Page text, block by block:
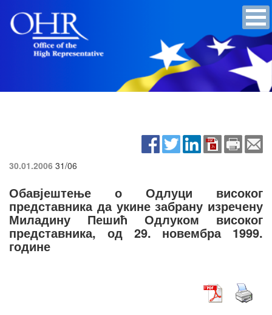
30.01.2006 31/06
Обавјештење о Одлуци високог
представника да укине забрану изречену
Миладину Пешић Одлуком високог
представника, од 29. новембра 1999.
године